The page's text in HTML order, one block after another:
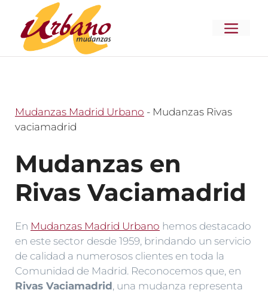
contenido
MENÚ
Mudanzas Madrid Urbano - Mudanzas Rivas
vaciamadrid
Mudanzas en
Rivas Vaciamadrid
En Mudanzas Madrid Urbano hemos destacado
en este sector desde 1959, brindando un servicio
de calidad a numerosos clientes en toda la
Comunidad de Madrid. Reconocemos que, en
Rivas Vaciamadrid, una mudanza representa